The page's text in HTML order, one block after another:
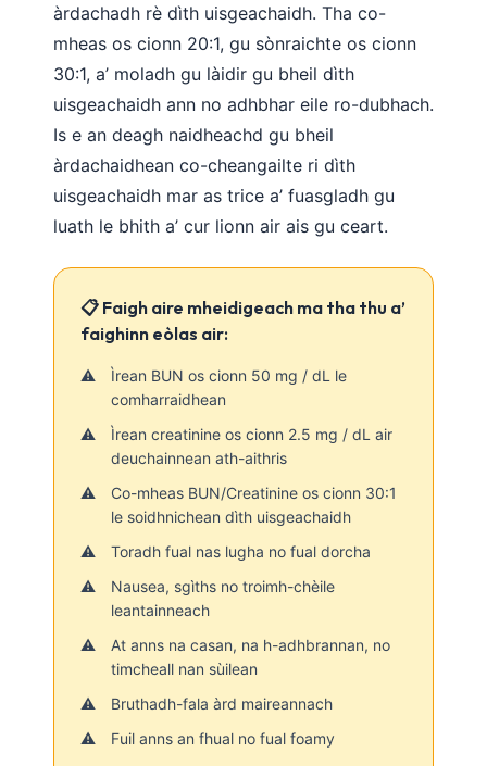
àrdachadh rè dìth uisgeachaidh. Tha co-
mheas os cionn 20:1, gu sònraichte os cionn
30:1, a’ moladh gu làidir gu bheil dìth
uisgeachaidh ann no adhbhar eile ro-dubhach.
Is e an deagh naidheachd gu bheil
àrdachaidhean co-cheangailte ri dìth
uisgeachaidh mar as trice a’ fuasgladh gu
luath le bhith a’ cur lionn air ais gu ceart.
📋 Faigh aire mheidigeach ma tha thu a’
faighinn eòlas air:
Ìrean BUN os cionn 50 mg / dL le
comharraidhean
Ìrean creatinine os cionn 2.5 mg / dL air
deuchainnean ath-aithris
Co-mheas BUN/Creatinine os cionn 30:1
le soidhnichean dìth uisgeachaidh
Toradh fual nas lugha no fual dorcha
Nausea, sgìths no troimh-chèile
leantainneach
At anns na casan, na h-adhbrannan, no
timcheall nan sùilean
Bruthadh-fala àrd maireannach
Fuil anns an fhual no fual foamy
Galego
Latviešu valoda
Македонски јазик
العربية المغربية
Afrikaans
Монгол
ພາສາລາວ
Cebuano
Беларуская мова
Esperanto
Frysk
Ślōnskŏ gŏdka
Norsk bokmål